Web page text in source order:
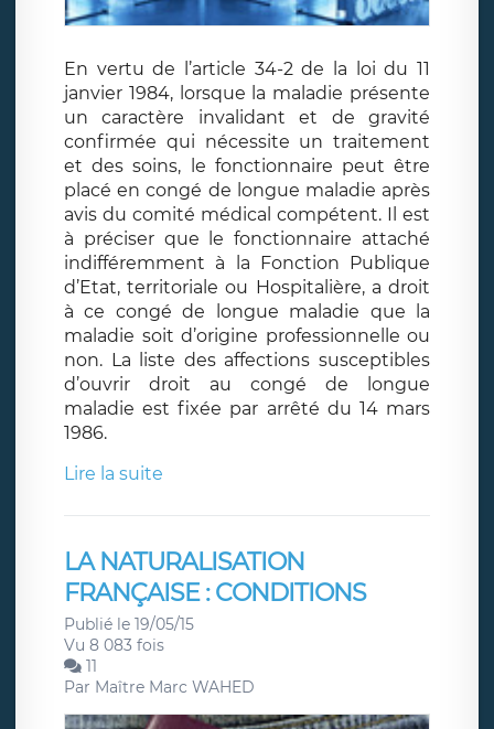
En vertu de l’article 34-2 de la loi du 11
janvier 1984, lorsque la maladie présente
un caractère invalidant et de gravité
confirmée qui nécessite un traitement
et des soins, le fonctionnaire peut être
placé en congé de longue maladie après
avis du comité médical compétent. Il est
à préciser que le fonctionnaire attaché
indifféremment à la Fonction Publique
d’Etat, territoriale ou Hospitalière, a droit
à ce congé de longue maladie que la
maladie soit d’origine professionnelle ou
non. La liste des affections susceptibles
d’ouvrir droit au congé de longue
maladie est fixée par arrêté du 14 mars
1986.
Lire la suite
LA NATURALISATION
FRANÇAISE : CONDITIONS
Publié le 19/05/15
Vu 8 083 fois
11
Par Maître Marc WAHED